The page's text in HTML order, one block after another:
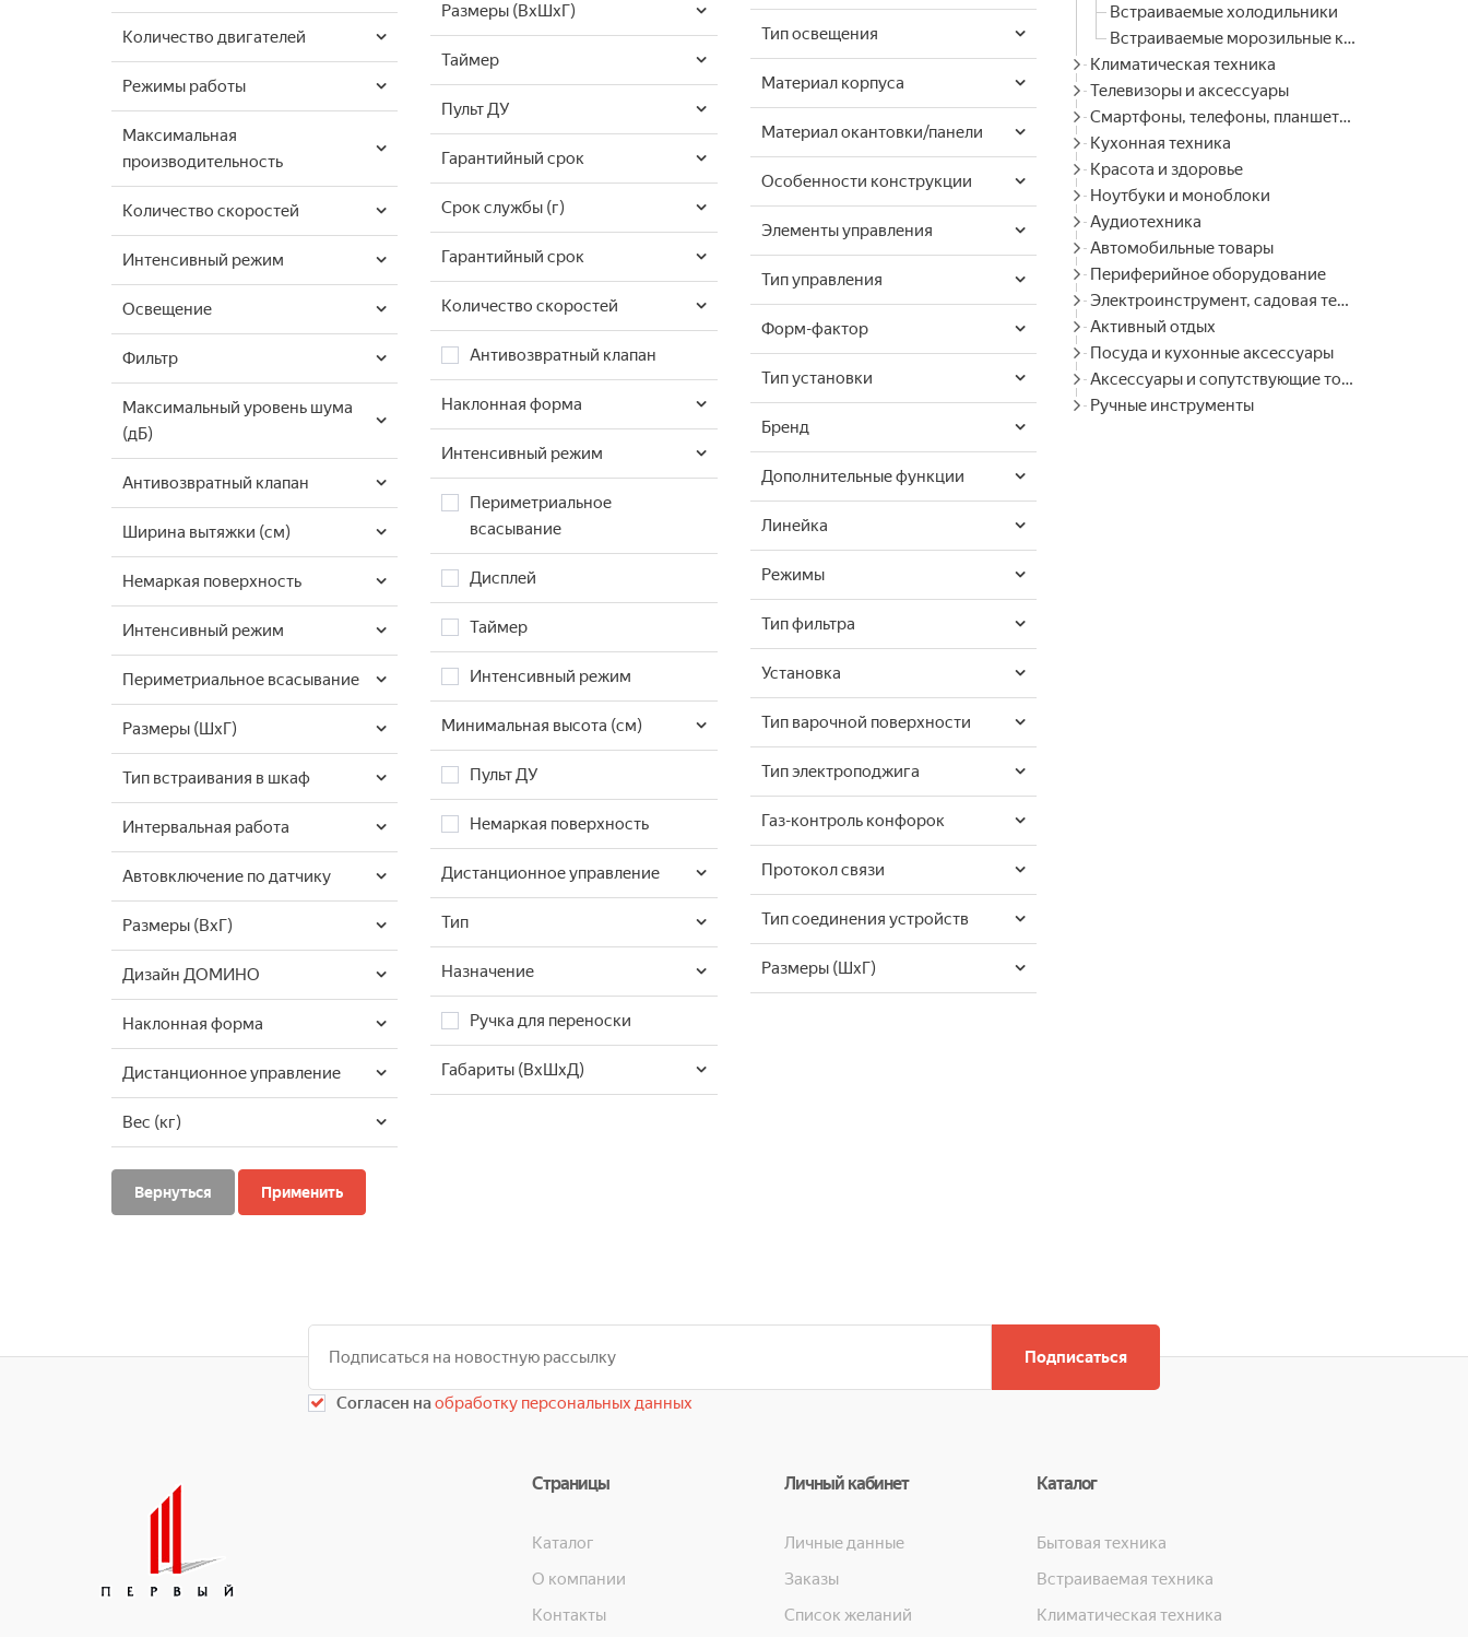
Количество двигателей
Режимы работы
Максимальная
производительность
Количество скоростей
Интенсивный режим
Освещение
Фильтр
Максимальный уровень шума
(дБ)
Антивозвратный клапан
Ширина вытяжки (см)
Немаркая поверхность
Интенсивный режим
Периметриальное всасывание
Размеры (ШхГ)
Тип встраивания в шкаф
Интервальная работа
Автовключение по датчику
Размеры (ВхГ)
Дизайн ДОМИНО
Наклонная форма
Дистанционное управление
Вес (кг)
Размеры (ВхШхГ)
Таймер
Пульт ДУ
Гарантийный срок
Срок службы (г)
Гарантийный срок
Количество скоростей
Антивозвратный клапан
Наклонная форма
Интенсивный режим
Периметриальное
всасывание
Дисплей
Таймер
Интенсивный режим
Минимальная высота (см)
Пульт ДУ
Немаркая поверхность
Дистанционное управление
Тип
Назначение
Ручка для переноски
Габариты (ВхШхД)
Тип освещения
Материал корпуса
Материал окантовки/панели
Особенности конструкции
Элементы управления
Тип управления
Форм-фактор
Тип установки
Бренд
Дополнительные функции
Линейка
Режимы
Тип фильтра
Установка
Тип варочной поверхности
Тип электроподжига
Газ-контроль конфорок
Протокол связи
Тип соединения устройств
Размеры (ШxГ)
Вернуться Применить
Встраиваемые холодильники
Встраиваемые морозильные камеры
Климатическая техника
Телевизоры и аксессуары
Смартфоны, телефоны, планшеты, часы
Кухонная техника
Красота и здоровье
Ноутбуки и моноблоки
Аудиотехника
Автомобильные товары
Периферийное оборудование
Электроинструмент, садовая техника
Активный отдых
Посуда и кухонные аксессуары
Аксессуары и сопутствующие товары
Ручные инструменты
Подписаться
Согласен наобработку персональных данных
Страницы
Каталог
О компании
Контакты
Личный кабинет
Личные данные
Заказы
Список желаний
Каталог
Бытовая техника
Встраиваемая техника
Климатическая техника